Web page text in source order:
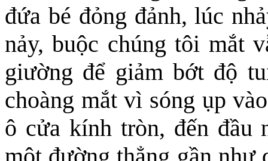
đứa bé đỏng đảnh, lúc
nảy, buộc chúng tôi mắt
giường để giảm bớt độ
choàng mắt vì sóng ụp
ô cửa kính tròn, đến đầu